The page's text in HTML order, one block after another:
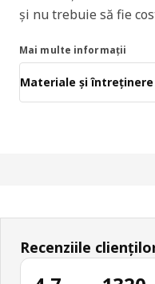
și nu trebuie să fie
Mai multe informații
Materiale și întreținere
Recenziile